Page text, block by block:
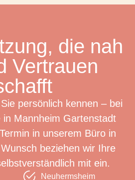
die nah
Vertrauen
persönlich kennen – bei
in Mannheim Gartenstadt
in unserem Büro in
beziehen wir Ihre
mit ein.
Neuhermsheim